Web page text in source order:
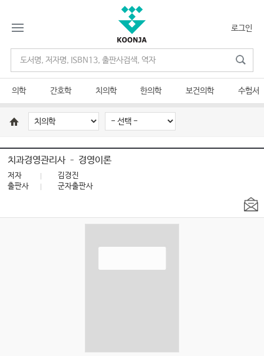
로그인
의학 간호학 치의학 한의학 보건의학 수험서
치과경영관리사 – 경영이론
저자
김경진
출판사
군자출판사